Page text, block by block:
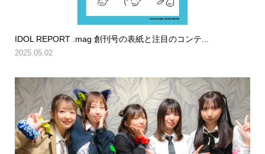
IDOL REPORT .mag 創刊号の表紙と注目のコンテ...
2025.05.02